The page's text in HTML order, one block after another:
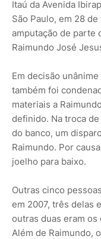
Itaú da Avenida
São Paulo, em 28
amputação de parte
Raimundo José
Em decisão
também foi
materiais a
definido. Na troca
do banco, um
Raimundo. Por
joelho para baixo.
Outras cinco
em 2007, três delas
outras duas eram os
Além de Raimundo,